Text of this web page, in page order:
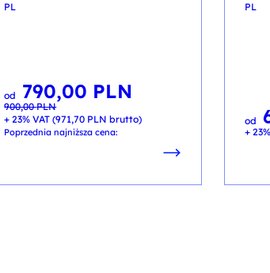
PL
od
900,00PLN
Pierwotna
cena
wynosiła:
900,00 PLN.
790,00 PLN
Aktualna
cena
wynosi:
790,00 PLN.
+ 23% VAT (971,70 PLN brutto)
Poprzednia najniższa cena:
PL
od
+